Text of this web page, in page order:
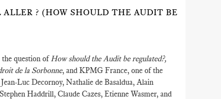
? (HOW SHOULD THE AUDIT BE
the question ofHow should the Audit be regulated?,
de la Sorbonne, and KPMG France, one of the
Luc Decornoy, Nathalie de Basaldua, Alain
Haddrill, Claude Cazes, Etienne Wasmer, and